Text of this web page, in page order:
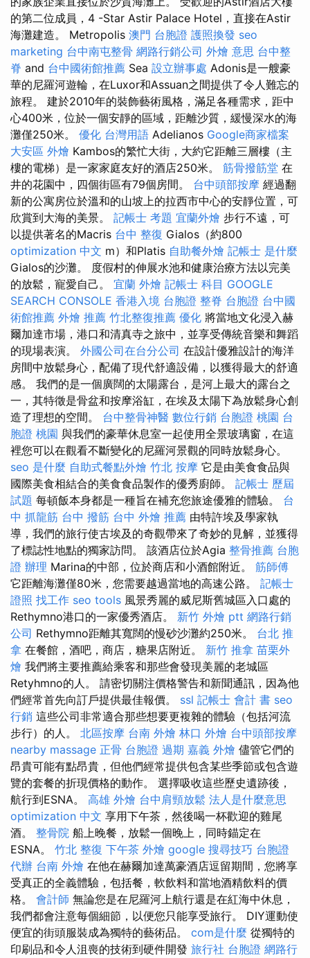
的第二位成員，4 -Star Astir Palace Hotel，直接在Astir
海灘建造。 Metropolis 澳門 台胞證 護照換發 seo
marketing 台中南屯整骨 網路行銷公司 外燴 意思 台中整
脊 and 台中國術館推薦 Sea 設立辦事處 Adonis是一艘豪
華的尼羅河遊輪，在Luxor和Assuan之間提供了令人難忘的
旅程。 建於2010年的裝飾藝術風格，滿足各種需求，距中
心400米，位於一個安靜的區域，距離沙質，緩慢深水的海
灘僅250米。 優化 台灣用語 Adelianos Google商家檔案
大安區 外燴 Kambos的繁忙大街，大約它距離三層樓（主
樓的電梯）是一家家庭友好的酒店250米。 筋骨撥筋堂 在
井的花園中，四個街區有79個房間。 台中頭部按摩 經過翻
新的公寓房位於溫和的山坡上的拉西市中心的安靜位置，可
欣賞到大海的美景。 記帳士 考題 宜蘭外燴 步行不遠，可
以提供著名的Macris 台中 整復 Gialos（約800
optimization 中文 m）和Platis 自助餐外燴 記帳士 是什麼
Gialos的沙灘。 度假村的伸展水池和健康治療方法以完美
的放鬆，寵愛自己。 宜蘭 外燴 記帳士 科目 GOOGLE
SEARCH CONSOLE 香港入境 台胞證 整脊 台胞證 台中國
術館推薦 外燴 推薦 竹北整復推薦 優化 將當地文化浸入赫
爾加達市場，港口和清真寺之旅中，並享受傳統音樂和舞蹈
的現場表演。 外國公司在台分公司 在設計優雅設計的海洋
房間中放鬆身心，配備了現代舒適設備，以獲得最大的舒適
感。 我們的是一個廣闊的太陽露台，是河上最大的露台之
一，其特徵是骨盆和按摩浴缸，在埃及太陽下為放鬆身心創
造了理想的空間。 台中整骨神醫 數位行銷 台胞證 桃園 台
胞證 桃園 與我們的豪華休息室一起使用全景玻璃窗，在這
裡您可以在觀看不斷變化的尼羅河景觀的同時放鬆身心。
seo 是什麼 自助式餐點外燴 竹北 按摩 它是由美食食品與
國際美食相結合的美食食品製作的優秀廚師。 記帳士 歷屆
試題 每頓飯本身都是一種旨在補充您旅途優雅的體驗。 台
中 抓龍筋 台中 撥筋 台中 外燴 推薦 由特許埃及學家執
導，我們的旅行使古埃及的奇觀帶來了奇妙的見解，並獲得
了標誌性地點的獨家訪問。 該酒店位於Agia 整骨推薦 台胞
證 辦理 Marina的中部，位於商店和小酒館附近。 筋師傅
它距離海灘僅80米，您需要越過當地的高速公路。 記帳士
證照 找工作 seo tools 風景秀麗的威尼斯舊城區入口處的
Rethymno港口的一家優秀酒店。 新竹 外燴 ptt 網路行銷
公司 Rethymno距離其寬闊的慢砂沙灘約250米。 台北 推
拿 在餐館，酒吧，商店，糖果店附近。 新竹 推拿 苗栗外
燴 我們將主要推薦給乘客和那些會發現美麗的老城區
Retyhmno的人。 請密切關注價格警告和新聞通訊，因為他
們經常首先向訂戶提供最佳報價。 ssl 記帳士 會計 書 seo
行銷 這些公司非常適合那些想要更複雜的體驗（包括河流
步行）的人。 北區按摩 台南 外燴 林口 外燴 台中頭部按摩
nearby massage 正骨 台胞證 過期 嘉義 外燴 儘管它們的
昂貴可能有點昂貴，但他們經常提供包含某些季節或包含遊
覽的套餐的折現價格的動作。 選擇吸收這些歷史遺跡後，
航行到ESNA。 高雄 外燴 台中肩頸放鬆 法人是什麼意思
optimization 中文 享用下午茶，然後喝一杯歡迎的雞尾
酒。 整骨院 船上晚餐，放鬆一個晚上，同時錨定在
ESNA。 竹北 整復 下午茶 外燴 google 搜尋技巧 台胞證
代辦 台南 外燴 在他在赫爾加達萬豪酒店逗留期間，您將享
受真正的全義體驗，包括餐，軟飲料和當地酒精飲料的價
格。 會計師 無論您是在尼羅河上航行還是在紅海中休息，
我們都會注意每個細節，以便您只能享受旅行。 DIY運動使
便宜的街頭服裝成為獨特的藝術品。 com是什麼 從獨特的
印刷品和令人沮喪的技術到硬件開發 旅行社 台胞證 網路行